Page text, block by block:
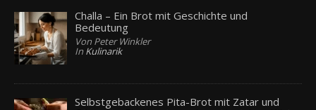
Challa – Ein Brot mit Geschichte und
Bedeutung
Von Peter Winkler
In Kulinarik
Selbstgebackenes Pita-Brot mit Zatar und